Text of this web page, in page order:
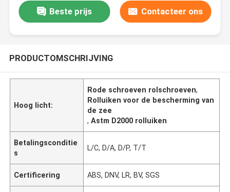
Beste prijs Contacteer ons
PRODUCTOMSCHRIJVING
Hoog licht:
Rode schroeven rolschroeven,
Rolluiken voor de bescherming van
de zee
,Astm D2000 rolluiken
Betalingsconditie
s
L/C, D/A, D/P, T/T
Certificering ABS, DNV, LR, BV, SGS